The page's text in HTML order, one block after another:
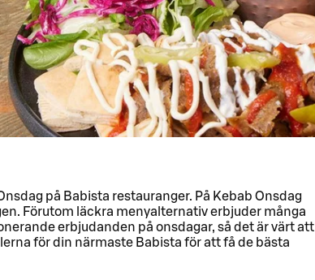
på Babista restauranger. På Kebab Onsdag
Förutom läckra menyalternativ erbjuder många
erbjudanden på onsdagar, så det är värt att
för din närmaste Babista för att få de bästa